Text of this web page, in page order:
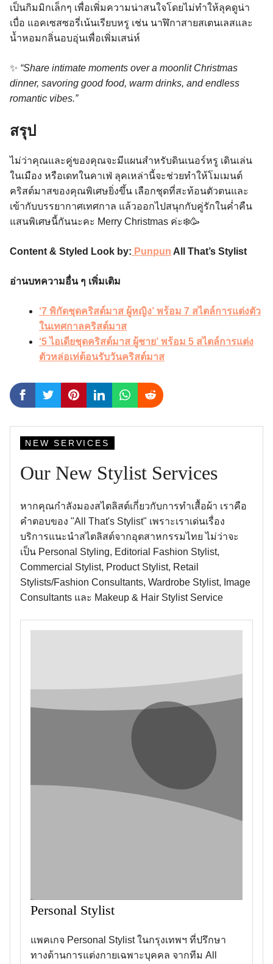
เป็นกิมมิกเล็กๆ เพื่อเพิ่มความน่าสนใจโดยไม่ทำให้ลุคดูน่า
เบื่อ แอคเซสซอรี่เน้นเรียบหรู เช่น นาฬิกาสายสเตนเลสและ
น้ำหอมกลิ่นอบอุ่นเพื่อเพิ่มเสน่ห์
✨ “Share intimate moments over a moonlit Christmas
dinner, savoring good food, warm drinks, and endless
romantic vibes.”
สรุป
ไม่ว่าคุณและคู่ของคุณจะมีแผนสำหรับดินเนอร์หรู เดินเล่น
ในเมือง หรือเดทในคาเฟ่ ลุคเหล่านี้จะช่วยทำให้โมเมนต์
คริสต์มาสของคุณพิเศษยิ่งขึ้น เลือกชุดที่สะท้อนตัวตนและ
เข้ากับบรรยากาศเทศกาล แล้วออกไปสนุกกับคู่รักในค่ำคืน
แสนพิเศษนี้กันนะคะ Merry Christmas ค่ะ❄️🥳
Content & Styled Look by: Punpun All That’s Stylist
อ่านบทความอื่น ๆ เพิ่มเติม
‘7 พิกัดชุดคริสต์มาส ผู้หญิง’ พร้อม 7 สไตล์การแต่งตัว
ในเทศกาลคริสต์มาส
‘5 ไอเดียชุดคริสต์มาส ผู้ชาย’ พร้อม 5 สไตล์การแต่ง
ตัวหล่อเท่ต้อนรับวันคริสต์มาส
NEW SERVICES
Our New Stylist Services
หากคุณกำลังมองสไตลิสต์เกี่ยวกับการทำเสื้อผ้า เราคือ
คำตอบของ "All That's Stylist" เพราะเราเด่นเรื่อง
บริการแนะนำสไตลิสต์จากอุตสาหกรรมไทย ไม่ว่าจะ
เป็น Personal Styling, Editorial Fashion Stylist,
Commercial Stylist, Product Stylist, Retail
Stylists/Fashion Consultants, Wardrobe Stylist, Image
Consultants และ Makeup & Hair Stylist Service
Personal Stylist
แพคเกจ Personal Stylist ในกรุงเทพฯ ที่ปรึกษา
ทางด้านการแต่งกายเฉพาะบุคคล จากทีม All